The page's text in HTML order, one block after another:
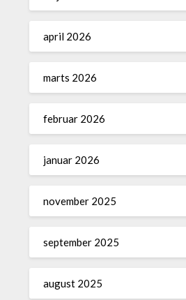
april 2026
marts 2026
februar 2026
januar 2026
november 2025
september 2025
august 2025